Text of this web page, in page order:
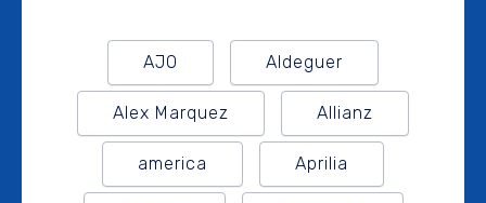
AJO Aldeguer
Alex Marquez Allianz
america Aprilia